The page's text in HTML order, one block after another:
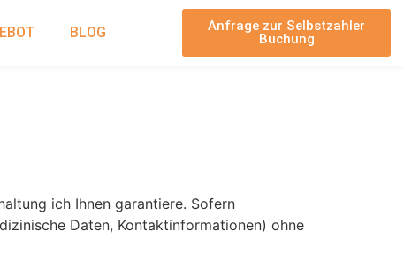
BLOG
Anfrage zur Selbstzahler
Buchung
ich Ihnen garantiere. Sofern
Daten, Kontaktinformationen) ohne